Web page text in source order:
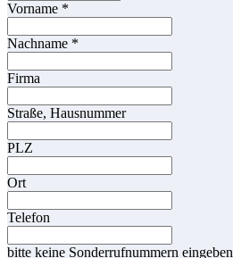
Vorname *
Nachname *
Firma
Straße, Hausnummer
PLZ
Ort
Telefon
bitte keine Sonderrufnummern eingeben